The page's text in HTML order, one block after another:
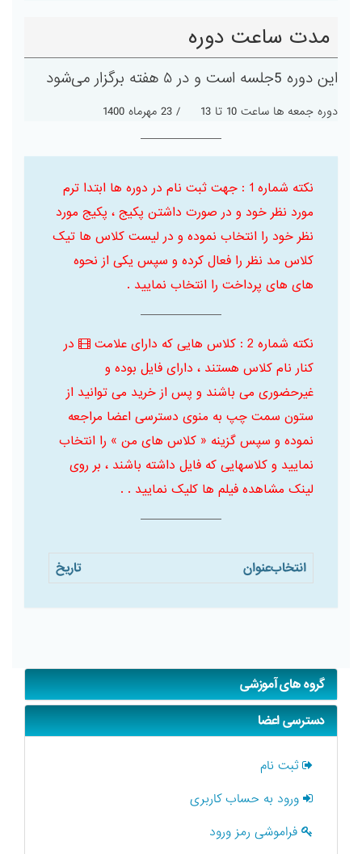
مدت ساعت دوره
این دوره 5جلسه است و در ۵ هفته برگزار می‌شود
دوره جمعه ها ساعت 10 تا 13 / 23 مهرماه 1400
نکته شماره 1 : جهت ثبت نام در دوره ها ابتدا ترم
مورد نظر خود و در صورت داشتن پکیج ، پکیج مورد
نظر خود را انتخاب نموده و در لیست کلاس ها تیک
کلاس مد نظر را فعال کرده و سپس یکی از نحوه
های های پرداخت را انتخاب نمایید .
نکته شماره 2 : کلاس هایی که دارای علامت
در
کنار نام کلاس هستند ، دارای فایل بوده و
غیرحضوری می باشند و پس از خرید می توانید از
ستون سمت چپ به منوی دسترسی اعضا مراجعه
نموده و سپس گزینه « کلاس های من » را انتخاب
نمایید و کلاسهایی که فایل داشته باشند ، بر روی
لینک مشاهده فیلم ها کلیک نمایید . .
انتخابعنوان تاریخ
گروه های آموزشی
دسترسی اعضا
ثبت نام
ورود به حساب کاربری
فراموشی رمز ورود